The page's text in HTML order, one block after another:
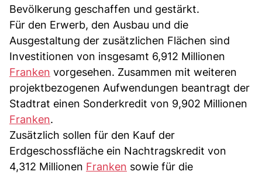
Bevölkerung geschaffen und gestärkt.
Für den Erwerb, den Ausbau und die
Ausgestaltung der zusätzlichen Flächen sind
Investitionen von insgesamt 6,912 Millionen
Franken vorgesehen. Zusammen mit weiteren
projektbezogenen Aufwendungen beantragt der
Stadtrat einen Sonderkredit von 9,902 Millionen
Franken.
Zusätzlich sollen für den Kauf der
Erdgeschossfläche ein Nachtragskredit von
4,312 Millionen Franken sowie für die